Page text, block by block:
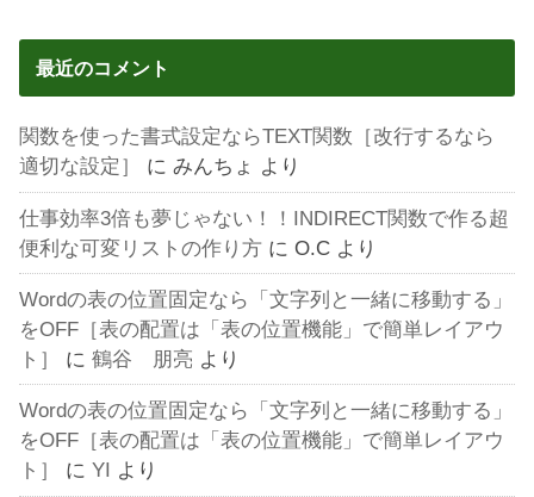
最近のコメント
関数を使った書式設定ならTEXT関数［改行するなら
適切な設定］
にみんちょ より
仕事効率3倍も夢じゃない！！INDIRECT関数で作る超
便利な可変リストの作り方 にO.C より
Wordの表の位置固定なら「文字列と一緒に移動する」
をOFF［表の配置は「表の位置機能」で簡単レイアウ
ト］
に鶴谷 朋亮 より
Wordの表の位置固定なら「文字列と一緒に移動する」
をOFF［表の配置は「表の位置機能」で簡単レイアウ
ト］
にYI より